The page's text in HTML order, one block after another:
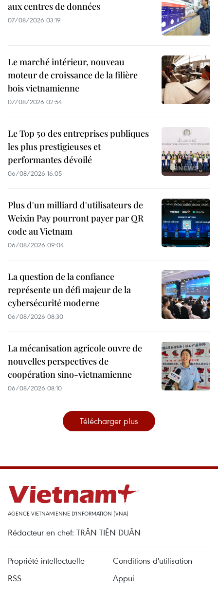
aux centres de données
07/08/2026 03:19
Le marché intérieur, nouveau
moteur de croissance de la filière
bois vietnamienne
07/08/2026 02:54
Le Top 50 des entreprises publiques
les plus prestigieuses et
performantes dévoilé
06/08/2026 16:05
Plus d'un milliard d'utilisateurs de
Weixin Pay pourront payer par QR
code au Vietnam
06/08/2026 09:04
La question de la confiance
représente un défi majeur de la
cybersécurité moderne
06/08/2026 08:30
La mécanisation agricole ouvre de
nouvelles perspectives de
coopération sino-vietnamienne
06/08/2026 08:10
Télécharger plus
AGENCE VIETNAMIENNE D'INFORMATION (VNA)
Rédacteur en chef: TRÂN TIÊN DUÂN
Propriété intellectuelle
Conditions d'utilisation
RSS
Appui